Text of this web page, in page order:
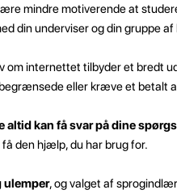
mindre motiverende at
din underviser og din gruppe
om internettet tilbyder et bredt
eller kræve et betalt
altid kan få svar på dine
den hjælp, du har brug for.
ulemper, og valget af